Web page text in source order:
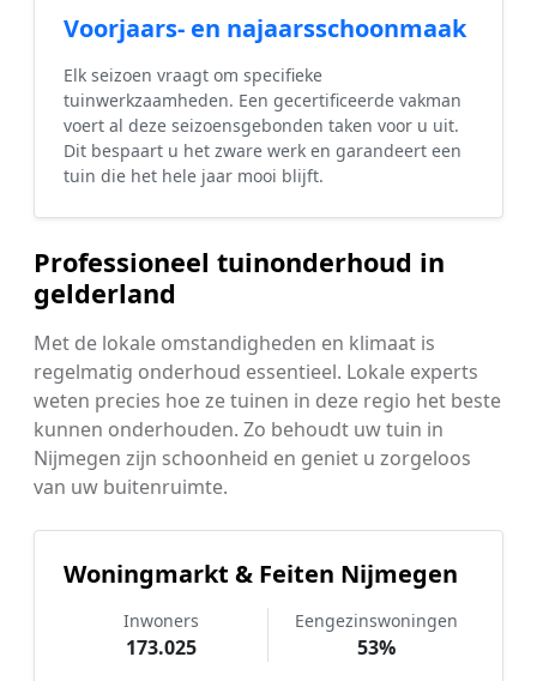
Voorjaars- en najaarsschoonmaak
Elk seizoen vraagt om specifieke
tuinwerkzaamheden. Een gecertificeerde vakman
voert al deze seizoensgebonden taken voor u uit.
Dit bespaart u het zware werk en garandeert een
tuin die het hele jaar mooi blijft.
Professioneel tuinonderhoud in
gelderland
Met de lokale omstandigheden en klimaat is
regelmatig onderhoud essentieel. Lokale experts
weten precies hoe ze tuinen in deze regio het beste
kunnen onderhouden. Zo behoudt uw tuin in
Nijmegen zijn schoonheid en geniet u zorgeloos
van uw buitenruimte.
Woningmarkt & Feiten Nijmegen
Inwoners
173.025
Eengezinswoningen
53%